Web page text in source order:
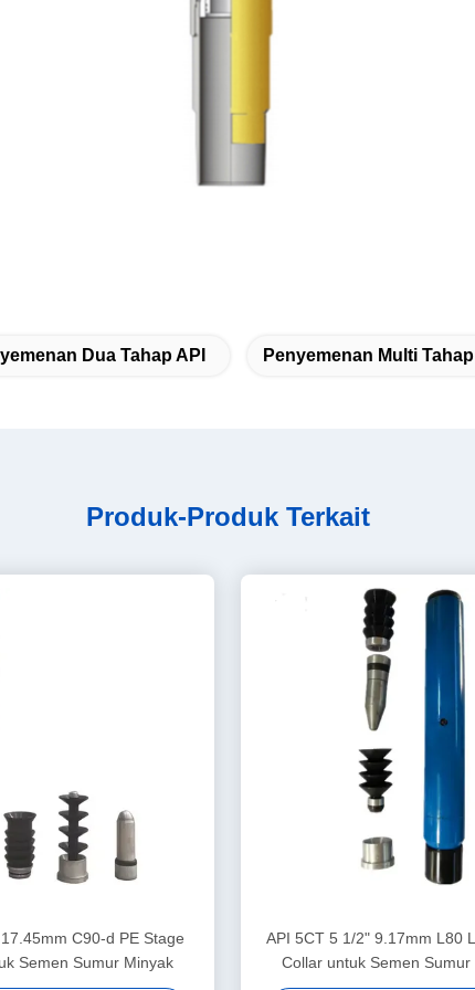
Dua Tahap API Penyemenan Multi
Produk-Produk Terkait
C90-d PE Stage
Semen Sumur Minyak
API 5CT 5 1/2" 9.17mm L80
Collar untuk Semen Sumur